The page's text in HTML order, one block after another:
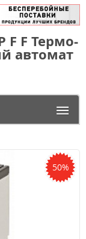
F F Термо-
автомат
50%